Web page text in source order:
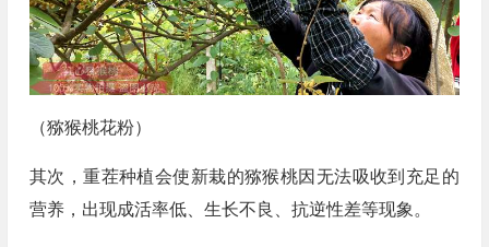
（猕猴桃花粉）
其次，重茬种植会使新栽的猕猴桃因无法吸收到充足的
营养，出现成活率低、生长不良、抗逆性差等现象。